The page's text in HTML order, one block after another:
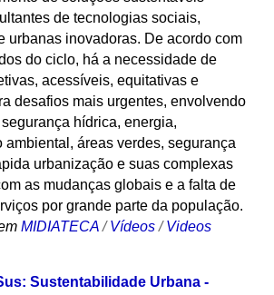
de tecnologias sociais,
urbanas inovadoras. De acordo com
do ciclo, há a necessidade de
acessíveis, equitativas e
desafios mais urgentes, envolvendo
hídrica, energia,
ambiental, áreas verdes, segurança
urbanização e suas complexas
as mudanças globais e a falta de
por grande parte da população.
MIDIATECA /Vídeos /Videos
Sustentabilidade Urbana -